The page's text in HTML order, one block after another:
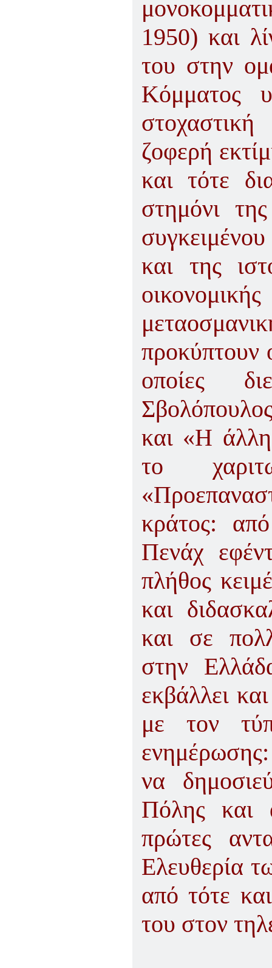
1950) και
του στην
Κόμματος
ζοφερή
και τότε
στημόνι
και της
προκύπτουν
οποίες
και «Η
το
κράτος:
Πενάχ
πλήθος
και
και σε
στην
εκβάλλει
με τον
να
Πόλης και
πρώτες
Ελευθερία
από τότε
του στον